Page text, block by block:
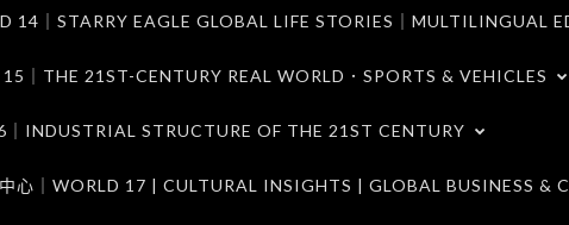
14｜STARRY EAGLE GLOBAL LIFE STORIES｜MULTILINGUAL
｜THE 21ST-CENTURY REAL WORLD．SPORTS & VEHICLES
INDUSTRIAL STRUCTURE OF THE 21ST CENTURY
心｜WORLD 17 | CULTURAL INSIGHTS | GLOBAL BUSINESS &